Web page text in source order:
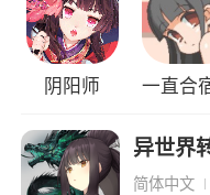
6、通过游戏内
应战，也可以相互
BOSS，或者强力
战，不断超越自我
阴阳师
一直合
新版
异世界
简体中文